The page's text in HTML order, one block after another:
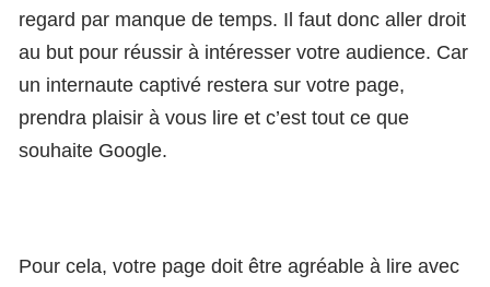
regard par manque de temps. Il faut donc aller droit
au but pour réussir à intéresser votre audience. Car
un internaute captivé restera sur votre page,
prendra plaisir à vous lire et c’est tout ce que
souhaite Google.
Pour cela, votre page doit être agréable à lire avec